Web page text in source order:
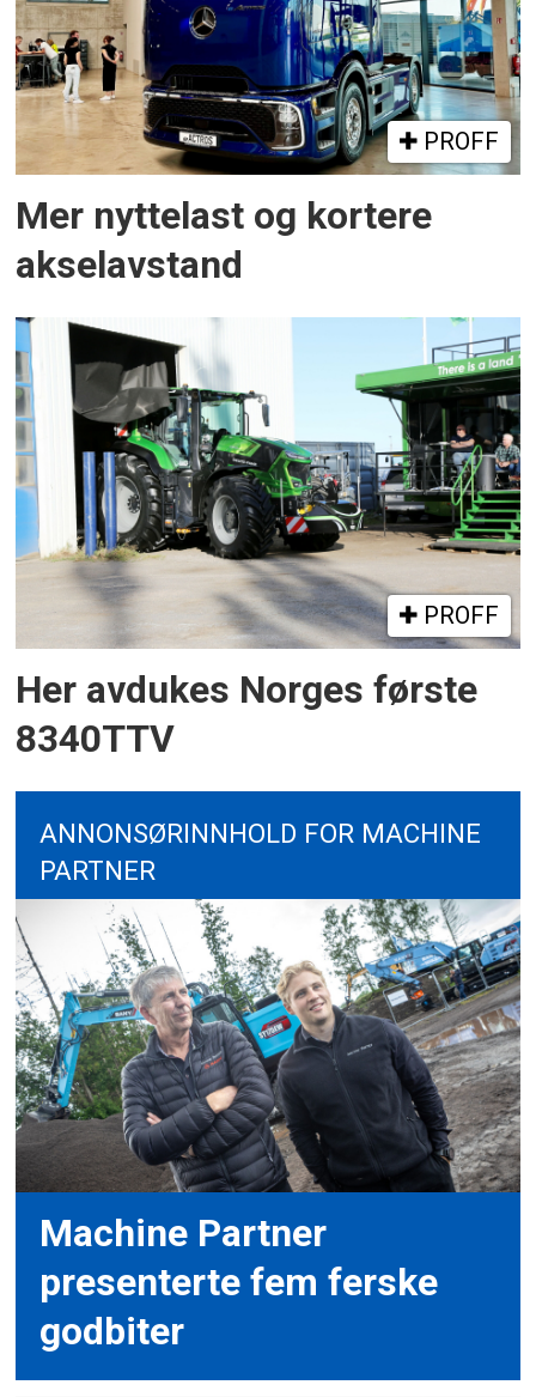
PROFF
Mer nyttelast og kortere
akselavstand
PROFF
Her avdukes Norges første
8340TTV
ANNONSØRINNHOLD FOR MACHINE
PARTNER
Machine Partner
presenterte fem ferske
godbiter